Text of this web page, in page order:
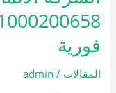
فورية
المقالات /
admin
الألمانية
لمكافحة
الحشرات
01000200658